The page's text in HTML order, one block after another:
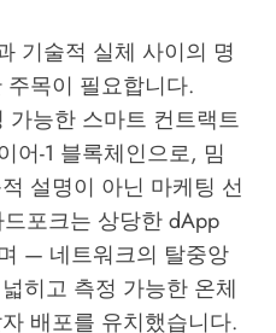
기술적 실체 사이의 명
목이 필요합니다.
가능한 스마트 컨트랙트
어-1 블록체인으로, 밈
설명이 아닌 마케팅 선
포크는 상당한 dApp
— 네트워크의 탈중앙
히고 측정 가능한 온체
배포를 유치했습니다.